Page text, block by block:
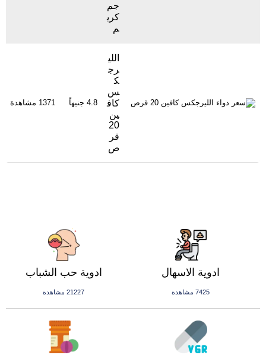
جم
كري
م
اللي
رج
ك
س
كاف
ين
20
قر
ص
4.8 جنيهاً 1371 مشاهدة
ادوية حب الشباب
21227 مشاهدة
ادوية الاسهال
7425 مشاهدة